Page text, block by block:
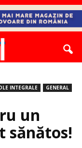
INTEGRALE
GENERAL
un
sănătos!